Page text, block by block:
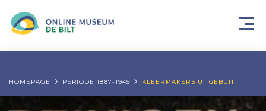
HOMEPAGE PERIODE 1887-1945 KLEERMAKERS UITGEBUIT